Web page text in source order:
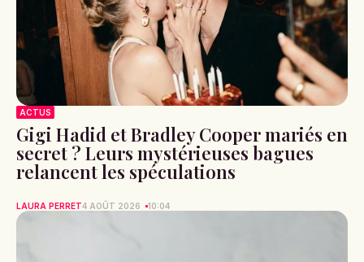
ACTUS
Gigi Hadid et Bradley Cooper mariés en
secret ? Leurs mystérieuses bagues
relancent les spéculations
LAURA PERRET4 AOÛT 2026 10:04